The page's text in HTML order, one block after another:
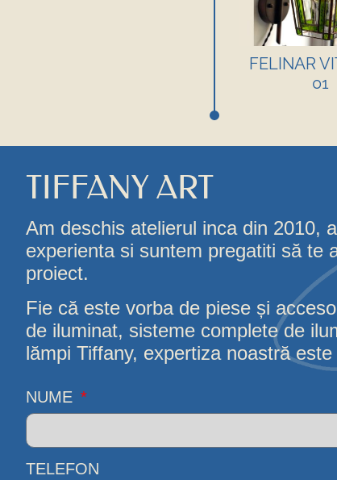
FELINAR
01
TIFFANY ART
Am deschis atelierul inca din 2010,
experienta si suntem pregatiti să te
proiect.
Fie că este vorba de piese și
de iluminat, sisteme complete de
lămpi Tiffany, expertiza noastră
NUME
TELEFON